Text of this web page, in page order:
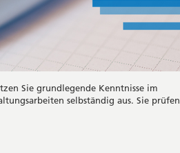
Sie grundlegende Kenntnisse im
selbständig aus. Sie prüfen